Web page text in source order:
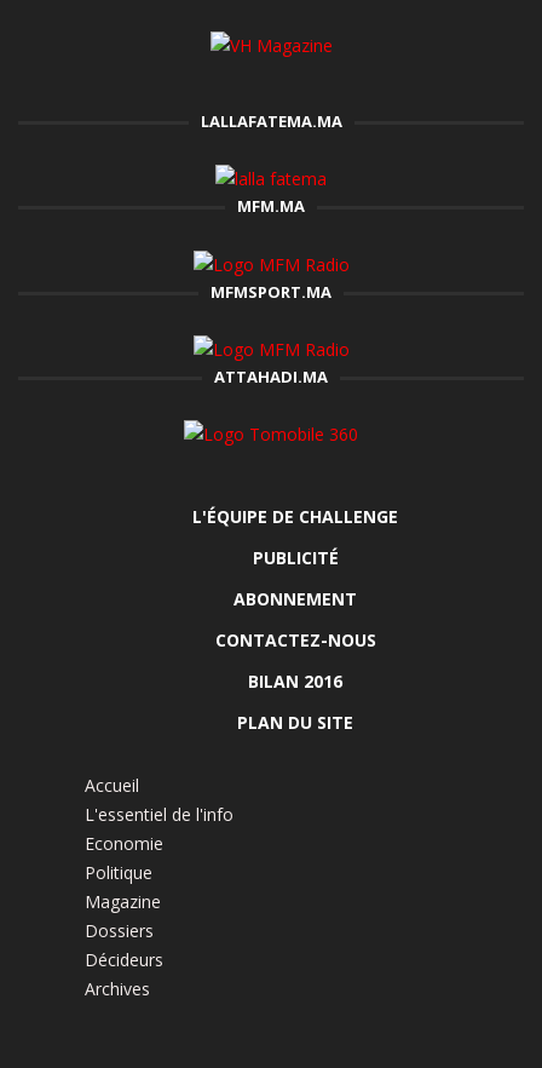
LALLAFATEMA.MA
MFM.MA
MFMSPORT.MA
ATTAHADI.MA
L'ÉQUIPE DE CHALLENGE
PUBLICITÉ
ABONNEMENT
CONTACTEZ-NOUS
BILAN 2016
PLAN DU SITE
Accueil
L'essentiel de l'info
Economie
Politique
Magazine
Dossiers
Décideurs
Archives